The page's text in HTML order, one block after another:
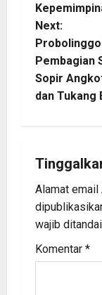
t
n
a
v
g
a
t
i
Next:
Pembagian
Sopir
dan Tukang
Alamat email
wajib ditandai
Komentar *